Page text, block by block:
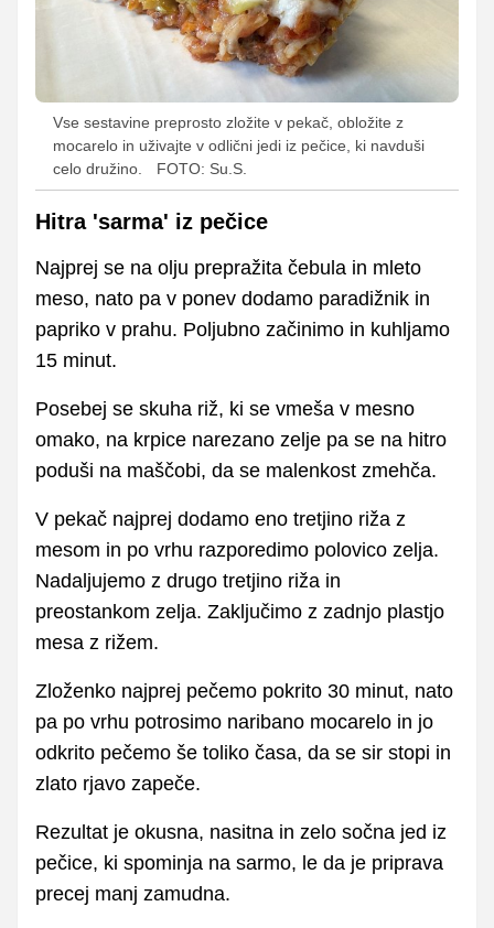
Vse sestavine preprosto zložite v pekač, obložite z
mocarelo in uživajte v odlični jedi iz pečice, ki navduši
celo družino.
FOTO: Su.S.
Hitra 'sarma' iz pečice
Najprej se na olju prepražita čebula in mleto
meso, nato pa v ponev dodamo paradižnik in
papriko v prahu. Poljubno začinimo in kuhljamo
15 minut.
Posebej se skuha riž, ki se vmeša v mesno
omako, na krpice narezano zelje pa se na hitro
poduši na maščobi, da se malenkost zmehča.
V pekač najprej dodamo eno tretjino riža z
mesom in po vrhu razporedimo polovico zelja.
Nadaljujemo z drugo tretjino riža in
preostankom zelja. Zaključimo z zadnjo plastjo
mesa z rižem.
Zloženko najprej pečemo pokrito 30 minut, nato
pa po vrhu potrosimo naribano mocarelo in jo
odkrito pečemo še toliko časa, da se sir stopi in
zlato rjavo zapeče.
Rezultat je okusna, nasitna in zelo sočna jed iz
pečice, ki spominja na sarmo, le da je priprava
precej manj zamudna.